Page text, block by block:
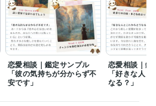
約を申し込む」よりお願いいたします。
お申し込みください。
っております。
いについて
は365日24時間受付中です。
果をお届けいたします。
恋愛相談｜鑑定サンプル
「彼の気持ちが分からず不
安です」
恋愛相談｜鑑
「好きな人
なる？」